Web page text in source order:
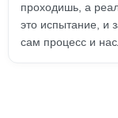
проходишь, а
это испытание, и
сам процесс и